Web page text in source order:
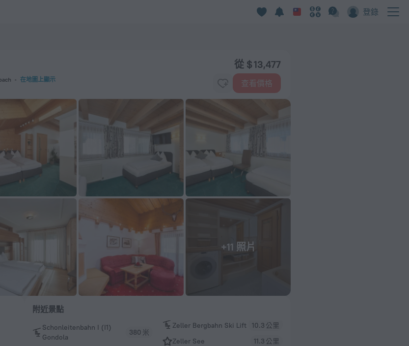
登錄
在地圖上顯示
從 $ 13,477
查看價格
+11 照片
附近景點
Schonleitenbahn I (I1)
Gondola
380 米
Zeller Bergbahn Ski Lift
10.3 公里
Zeller See
11.3 公里